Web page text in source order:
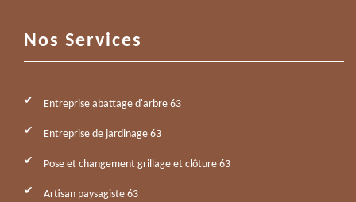
Nos Services
Entreprise abattage d'arbre 63
Entreprise de jardinage 63
Pose et changement grillage et clôture 63
Artisan paysagiste 63